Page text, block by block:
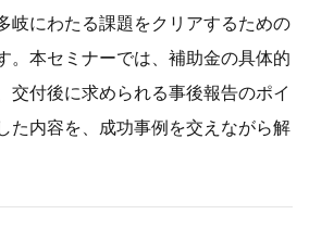
岐にわたる課題をクリアするための
。本セミナーでは、補助金の具体的
交付後に求められる事後報告のポイ
た内容を、成功事例を交えながら解